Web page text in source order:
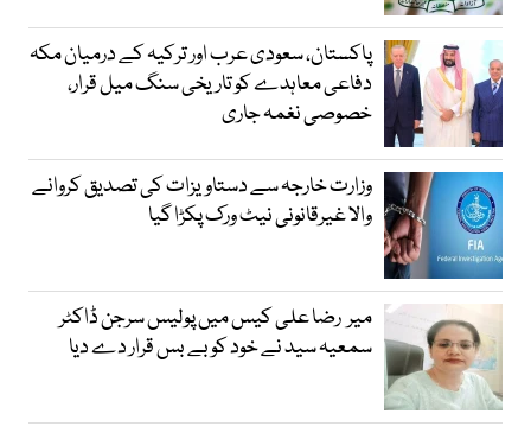
پاکستان، سعودی عرب اور ترکیہ کے درمیان مکہ
دفاعی معاہدے کو تاریخی سنگ میل قرار،
خصوصی نغمہ جاری
وزارت خارجہ سے دستاویزات کی تصدیق کروانے
والا غیرقانونی نیٹ ورک پکڑا گیا
میر رضا علی کیس میں پولیس سرجن ڈاکٹر
سمعیہ سید نے خود کو بے بس قرار دے دیا